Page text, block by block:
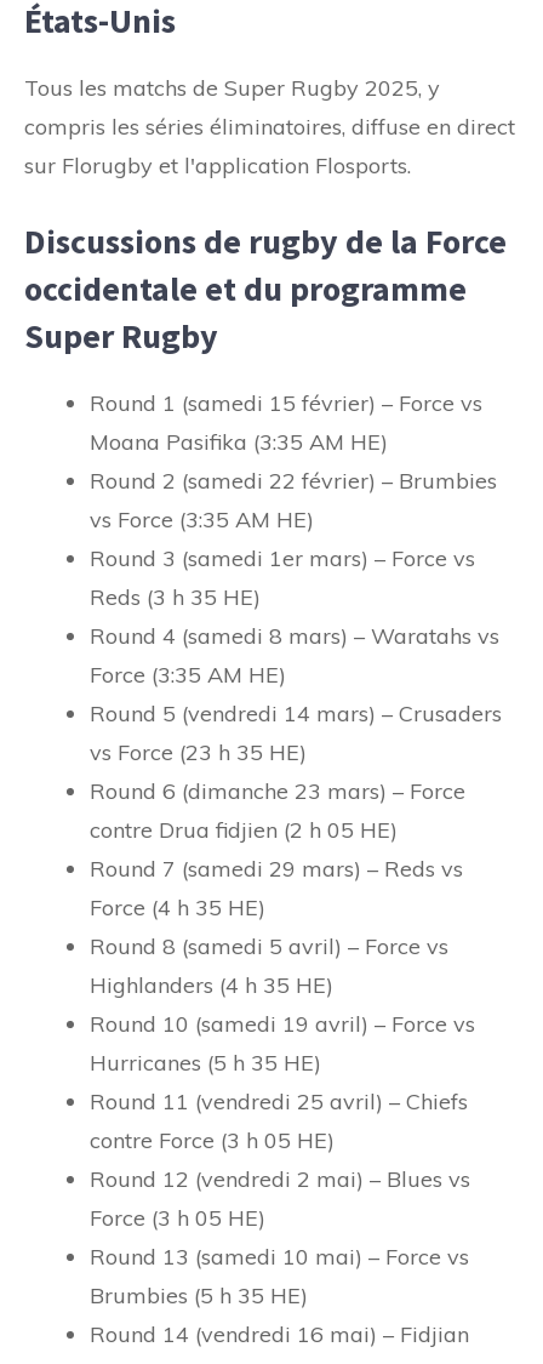
États-Unis
Tous les matchs de Super Rugby 2025, y
compris les séries éliminatoires, diffuse en direct
sur Florugby et l'application Flosports.
Discussions de rugby de la Force
occidentale et du programme
Super Rugby
Round 1 (samedi 15 février) – Force vs
Moana Pasifika (3:35 AM HE)
Round 2 (samedi 22 février) – Brumbies
vs Force (3:35 AM HE)
Round 3 (samedi 1er mars) – Force vs
Reds (3 h 35 HE)
Round 4 (samedi 8 mars) – Waratahs vs
Force (3:35 AM HE)
Round 5 (vendredi 14 mars) – Crusaders
vs Force (23 h 35 HE)
Round 6 (dimanche 23 mars) – Force
contre Drua fidjien (2 h 05 HE)
Round 7 (samedi 29 mars) – Reds vs
Force (4 h 35 HE)
Round 8 (samedi 5 avril) – Force vs
Highlanders (4 h 35 HE)
Round 10 (samedi 19 avril) – Force vs
Hurricanes (5 h 35 HE)
Round 11 (vendredi 25 avril) – Chiefs
contre Force (3 h 05 HE)
Round 12 (vendredi 2 mai) – Blues vs
Force (3 h 05 HE)
Round 13 (samedi 10 mai) – Force vs
Brumbies (5 h 35 HE)
Round 14 (vendredi 16 mai) – Fidjian